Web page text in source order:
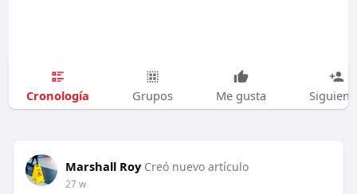
Cronología Grupos Me gusta
Marshall Roy Creó nuevo artículo
27 w